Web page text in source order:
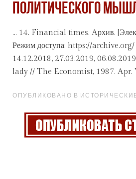
ПОЛИТИЧЕСКОГО
... 14. Financial times. Архив.
Режим доступа: https://archive.org/
14.12.2018, 27.03.2019,
lady // The Economist, 1987. Аpr.
ОПУБЛИКОВАНО В